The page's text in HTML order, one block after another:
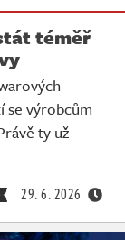
téměř
se výrobcům
ty už
29. 6. 2026